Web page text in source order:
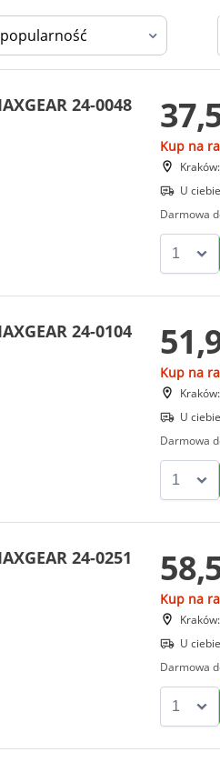
24-0048
Kup na
Kraków:
U
Darmowa
24-0104
Kup na
Kraków:
U
Darmowa
24-0251
Kup na
Kraków:
U
Darmowa